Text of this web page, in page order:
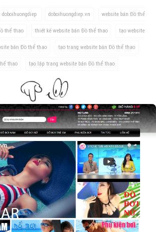
doboihuongdiep doboihuongdiep.vn website bán Đồ thể
thể thao thiết kế website bán Đồ thể thao tạo website
bán Đồ thể thao tạo trang website bán Đồ thể thao
thao tạo lập trang website bán Đồ thể thao